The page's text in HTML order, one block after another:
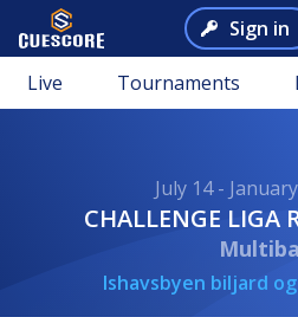
Sign in
Live Tournaments
July 14 -
CHALLENGE
Ishavsbyen biljard